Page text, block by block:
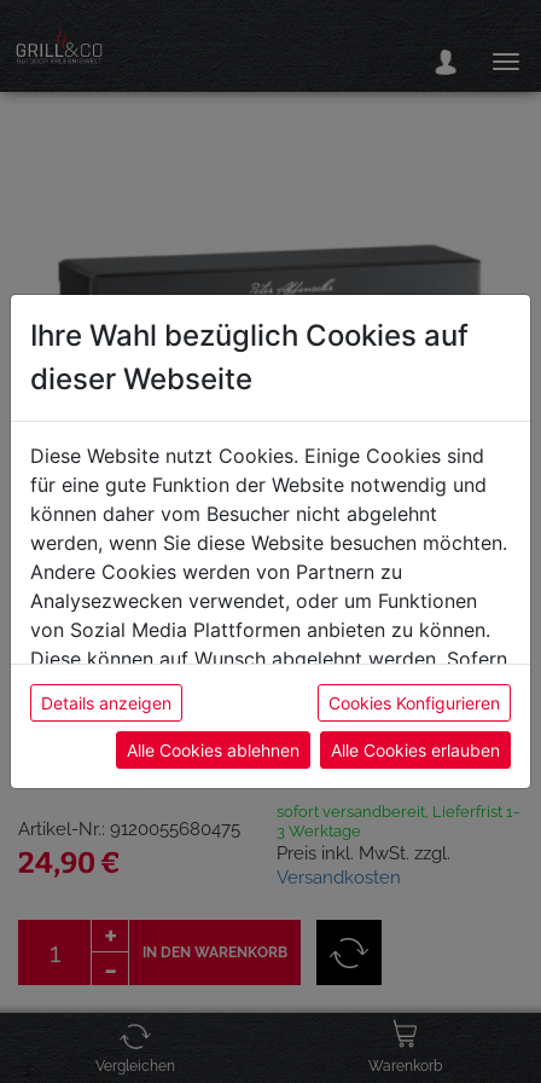
Peter Affenzeller
Bestseller Box
Artikel-Nr.: 9120055680475
24,90 €
sofort versandbereit, Lieferfrist 1-
3 Werktage
Preis inkl. MwSt. zzgl.
Versandkosten
IN DEN WARENKORB
Click & Collect Verfügbarkeit
Vergleichen Warenkorb
Ihre Wahl bezüglich Cookies auf
dieser Webseite
Diese Website nutzt Cookies. Einige Cookies sind
für eine gute Funktion der Website notwendig und
können daher vom Besucher nicht abgelehnt
werden, wenn Sie diese Website besuchen möchten.
Andere Cookies werden von Partnern zu
Analysezwecken verwendet, oder um Funktionen
von Sozial Media Plattformen anbieten zu können.
Diese können auf Wunsch abgelehnt werden. Sofern
sie unsere Webseite weiter nutzen, geben Sie
Einwilligung zu unseren Cookies.
Details anzeigen Cookies Konfigurieren
Alle Cookies ablehnen Alle Cookies erlauben